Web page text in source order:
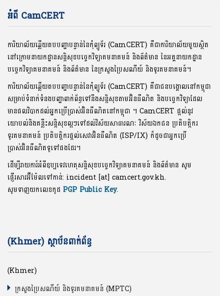
អំពី CamCERT
ការិយាល័យឆ្លើយតបបញ្ហាបន្ទាន់នៃកុំព្យូទ័រ (CamCERT) គឺជាការិយាល័យមួយស្ថិត
នៅក្រោមនាយកដ្ឋានសន្តិសុខបច្ចេកវិទ្យាគមនាគមន៍ និងព័ត៌មាន នៃអគ្គនាយកដ្ឋាន
បច្ចេកវិទ្យាគមនាគមន៍ និងព័ត៌មាន នៃក្រសួងប្រៃសណីយ៍ និងទូរគមនាគមន៍។
ការិយាល័យឆ្លើយតបបញ្ហាបន្ទាន់នៃកុំព្យូទ័រ (CamCERT) គឺជាជនបង្គោលនៅកម្ពុជា
សម្រាប់ទំនាក់ទំនងបញ្ហាពាក់ព័ន្ធទៅនឹងសន្តិសុខតាមអ៊ិនធឺណិត និងបច្ចេកវិទ្យាដែល
មានផលវិបាកដល់អ្នកប្រើប្រាស់អ៊ិនធឺណិតនៅកម្ពុជា ។ CamCERT ផ្តល់នូវ
យោបល់និងគន្លឹះសន្តិសុខល្អៗទៅដល់វិស័យសាធារណៈ វិស័យឯកជន ប្រតិបត្តិករ
ទូរគមនាគមន៍ ប្រតិបត្តិករផ្តល់សេវាអ៊ិនធឺណិត (ISP/IX) ក៏ដូចជាអ្នកប្រើ
ប្រាស់អ៊ិនធឺណិតទូទៅផងដែរ។
ដើម្បីរាយការ៍អំពីឧប្បទេវហេតុសន្តិសុខបច្ចេកវិទ្យាគមនាគមន៍ និងព័ត៌មាន សូម
ផ្ញើរសារអ៊ីម៉ែលទៅកាន់: incident [at] camcert.gov.kh.
សូមទាញយកលេខកូដ PGP Public Key.
(Khmer) ស្ថាប័នពាក់ព័ន្ធ
(Khmer)
ក្រសួងប្រៃសណីយ៍ និងទូរគមនាគមន៍ (MPTC)